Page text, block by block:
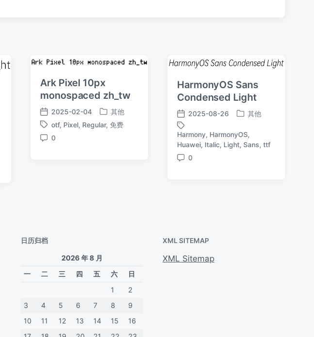
Ark Pixel 10px
monospaced zh_tw
发
布
日
2025-02-04
发
布
其他
标
签
otf, Pixel, Regular, 免费
评
0
HarmonyOS Sans
Condensed Light
发
布
日
期
2025-08-26
发
于
其他
标
签
Harmony, HarmonyOS,
Huawei, Italic, Light,Sans,ttf
评
0
日历归档
2026 年 8 月
一
二 三 四 五 六
日
1
2
3
4 5 6 7 8
9
10
11 12 13 14 15
16
XML SITEMAP
XML Sitemap